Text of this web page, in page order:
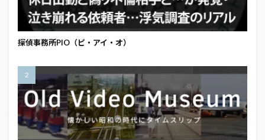
探偵事務所PIO（ピ・アイ・オ）